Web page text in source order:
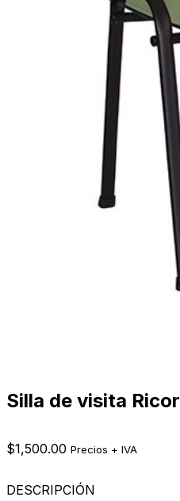
Silla de visita
$1,500.00 Precios + IVA
DESCRIPCIÓN